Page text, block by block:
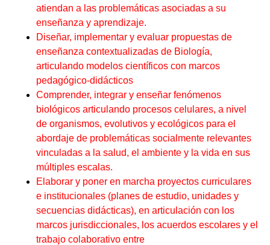
atiendan a las problemáticas asociadas a su
enseñanza y aprendizaje.
Diseñar, implementar y evaluar propuestas de
enseñanza contextualizadas de Biología,
articulando modelos científicos con marcos
pedagógico-didácticos
Comprender, integrar y enseñar fenómenos
biológicos articulando procesos celulares, a nivel
de organismos, evolutivos y ecológicos para el
abordaje de problemáticas socialmente relevantes
vinculadas a la salud, el ambiente y la vida en sus
múltiples escalas.
Elaborar y poner en marcha proyectos curriculares
e institucionales (planes de estudio, unidades y
secuencias didácticas), en articulación con los
marcos jurisdiccionales, los acuerdos escolares y el
trabajo colaborativo entre